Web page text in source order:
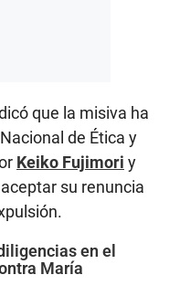
que la misiva ha
de Ética y
Keiko Fujimori y
su renuncia
en el
María